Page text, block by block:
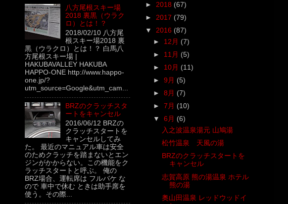
八方尾根スキー場
2018 裏黒（ウラク
ロ）とは！？
2018/02/10 八方尾
根スキー場2018 裏
黒（ウラクロ）とは！？ 白馬八
方尾根スキー場 |
HAKUBAVALLEY HAKUBA
HAPPO-ONE http://www.happo-
one.jp/?
utm_source=Google&utm_cam...
BRZのクラッチスタ
ートをキャンセル
2016/06/12 BRZの
クラッチスタートを
キャンセルしてみ
た。 最近のマニュアル車は安全
のためクラッチを踏まないとエン
ジンがかからない。この機能をク
ラッチスタートと呼ぶ。 俺の
BRZ場合、運転席は フルバケ な
ので 車中で休む ときは助手席を
使う。その際...
► 2018 (67)
► 2017 (79)
▼ 2016 (87)
► 12月 (7)
► 11月 (5)
► 10月 (11)
►9月 (5)
►8月 (7)
►7月 (10)
▼6月 (6)
入之波温泉湯元 山鳩湯
松竹温泉 天風の湯
BRZのクラッチスタートを
キャンセル
志賀高原 熊の湯温泉 ホテル
熊の湯
奥山田温泉 レッドウッドイ